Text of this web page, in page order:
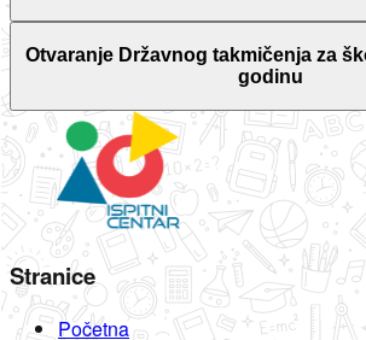
Otvaranje Državnog takmičenja za
godinu
Stranice
Početna